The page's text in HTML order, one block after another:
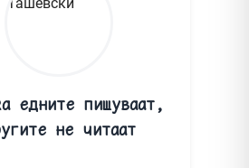
едните пишуваат,
не читаат